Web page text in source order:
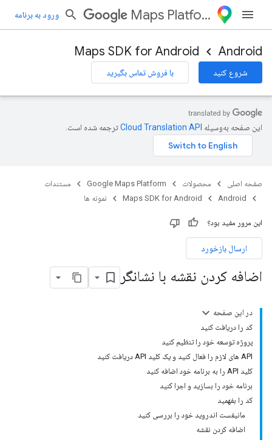
Maps Platform ورود به برنامه
Android
Maps SDK for Android
شروع کنید با فروش تماس بگیرید
این صفحه به‌وسیله ترجمه شده است.
صفحه اصلی محصولات Google Maps Platform
مستندات
Android
Maps SDK for Android نمونه ها
این مرور مفید بود؟
ارسال بازخورد
اضافه کردن نقشه با نشانگر
در این صفحه
کد را دریافت کنید
پروژه توسعه خود را تنظیم کنید
API های لازم را فعال کنید و یک کلید API دریافت کنید
کلید API را به برنامه خود اضافه کنید
برنامه خود را بسازید و اجرا کنید
کد را بفهمید
مانیفست اندروید خود را بررسی کنید
اضافه کردن نقشه